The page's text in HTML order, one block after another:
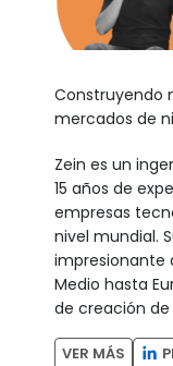
Construyendo
mercados de
Zein es un
15 años de
empresas
nivel mundial.
impresionante
Medio hasta
de creación de
VER MÁS